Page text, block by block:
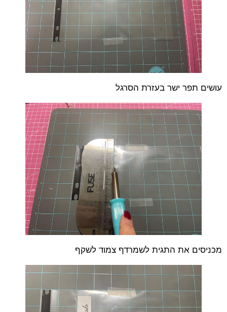
עושים תפר ישר בעזרת הסרגל
מכניסים את התגית לשמרדף צמוד לשקף